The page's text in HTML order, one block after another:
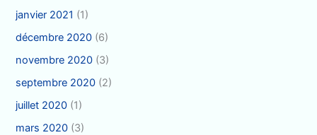
janvier 2021 (1)
décembre 2020 (6)
novembre 2020 (3)
septembre 2020 (2)
juillet 2020 (1)
mars 2020 (3)